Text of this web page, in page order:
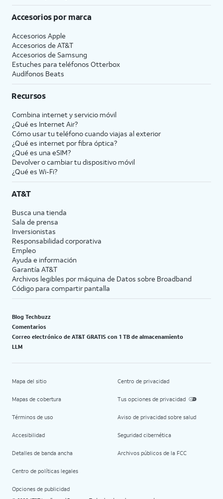
Accesorios por marca
Accesorios Apple
Accesorios de AT&T
Accesorios de Samsung
Estuches para teléfonos Otterbox
Audífonos Beats
Recursos
Combina internet y servicio móvil
¿Qué es Internet Air?
Cómo usar tu teléfono cuando viajas al exterior
¿Qué es internet por fibra óptica?
¿Qué es una eSIM?
Devolver o cambiar tu dispositivo móvil
¿Qué es Wi-Fi?
AT&T
Busca una tienda
Sala de prensa
Inversionistas
Responsabilidad corporativa
Empleo
Ayuda e información
Garantía AT&T
Archivos legibles por máquina de Datos sobre Broadband
Código para compartir pantalla
Blog Techbuzz
Comentarios
Correo electrónico de AT&T GRATIS con 1 TB de almacenamiento
LLM
Mapa del sitio
Mapas de cobertura
Términos de uso
Accesibilidad
Detalles de banda ancha
Centro de políticas legales
Opciones de publicidad
Centro de privacidad
Tus opciones de privacidad
Aviso de privacidad sobre salud
Seguridad cibernética
Archivos públicos de la FCC